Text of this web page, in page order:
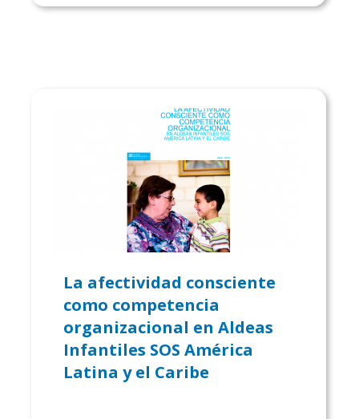
La afectividad consciente
como competencia
organizacional en Aldeas
Infantiles SOS América
Latina y el Caribe